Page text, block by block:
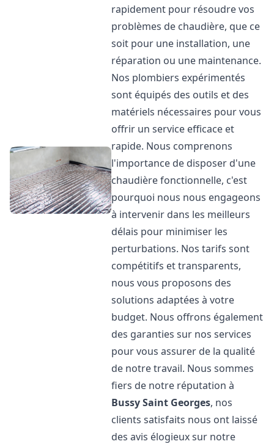
rapidement pour résoudre vos
problèmes de chaudière, que ce
soit pour une installation, une
réparation ou une maintenance.
Nos plombiers expérimentés
sont équipés des outils et des
matériels nécessaires pour vous
offrir un service efficace et
rapide. Nous comprenons
l'importance de disposer d'une
chaudière fonctionnelle, c'est
pourquoi nous nous engageons
à intervenir dans les meilleurs
délais pour minimiser les
perturbations. Nos tarifs sont
compétitifs et transparents,
nous vous proposons des
solutions adaptées à votre
budget. Nous offrons également
des garanties sur nos services
pour vous assurer de la qualité
de notre travail. Nous sommes
fiers de notre réputation à
Bussy Saint Georges, nos
clients satisfaits nous ont laissé
des avis élogieux sur notre